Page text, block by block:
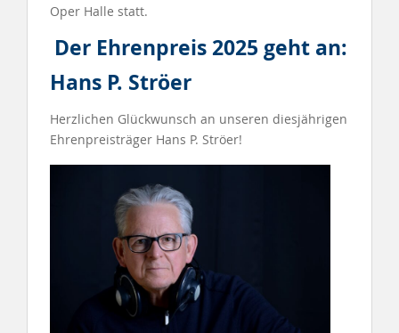
Oper Halle statt.
Der Ehrenpreis 2025 geht an:
Hans P. Ströer
Herzlichen Glückwunsch an unseren diesjährigen
Ehrenpreisträger Hans P. Ströer!